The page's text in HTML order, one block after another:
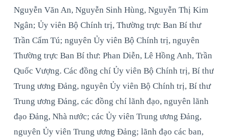
Nguyễn Văn An, Nguyễn Sinh Hùng, Nguyễn Thị Kim
Ngân; Ủy viên Bộ Chính trị, Thường trực Ban Bí thư
Trần Cẩm Tú; nguyên Ủy viên Bộ Chính trị, nguyên
Thường trực Ban Bí thư: Phan Diễn, Lê Hồng Anh, Trần
Quốc Vượng. Các đồng chí Ủy viên Bộ Chính trị, Bí thư
Trung ương Đảng, nguyên Ủy viên Bộ Chính trị, Bí thư
Trung ương Đảng, các đồng chí lãnh đạo, nguyên lãnh
đạo Đảng, Nhà nước; các Ủy viên Trung ương Đảng,
nguyên Ủy viên Trung ương Đảng; lãnh đạo các ban,